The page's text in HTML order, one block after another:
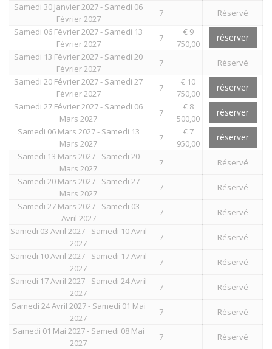
Samedi 30 Janvier 2027 - Samedi 06
Février 2027
7
Réservé
Samedi 06 Février 2027 - Samedi 13
Février 2027
7
€ 9
750,00
réserver
Samedi 13 Février 2027 - Samedi 20
Février 2027
7
Réservé
Samedi 20 Février 2027 - Samedi 27
Février 2027
7
€ 10
750,00
réserver
Samedi 27 Février 2027 - Samedi 06
Mars 2027
7
€ 8
500,00
réserver
Samedi 06 Mars 2027 - Samedi 13
Mars 2027
7
€ 7
950,00
réserver
Samedi 13 Mars 2027 - Samedi 20
Mars 2027
7
Réservé
Samedi 20 Mars 2027 - Samedi 27
Mars 2027
7
Réservé
Samedi 27 Mars 2027 - Samedi 03
Avril 2027
7
Réservé
Samedi 03 Avril 2027 - Samedi 10 Avril
2027
7
Réservé
Samedi 10 Avril 2027 - Samedi 17 Avril
2027
7
Réservé
Samedi 17 Avril 2027 - Samedi 24 Avril
2027
7
Réservé
Samedi 24 Avril 2027 - Samedi 01 Mai
2027
7
Réservé
Samedi 01 Mai 2027 - Samedi 08 Mai
2027
7
Réservé